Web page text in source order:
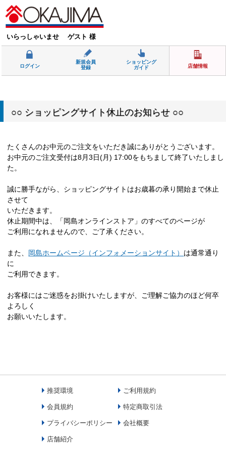
いらっしゃいませ ゲスト 様
ログイン
新規会員
登録
ショッピング
ガイド
店舗情報
○○ ショッピングサイト休止のお知らせ ○○
たくさんのお中元のご注文をいただき誠にありがとうございます。
お中元のご注文受付は8月3日(月) 17:00をもちまして終了いたしまし
た。
誠に勝手ながら、ショッピングサイトはお歳暮の承り開始まで休止
させて
いただきます。
休止期間中は、「岡島オンラインストア」のすべてのページが
ご利用になれませんので、ご了承ください。
また、 岡島ホームページ（インフォメーションサイト） は通常通り
に
ご利用できます。
お客様にはご迷惑をお掛けいたしますが、ご理解ご協力のほど何卒
よろしく
お願いいたします。
推奨環境 ご利用規約
会員規約 特定商取引法
プライバシーポリシー 会社概要
店舗紹介